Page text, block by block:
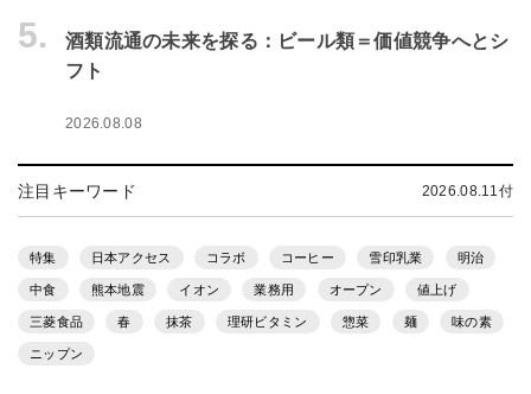
5.
酒類流通の未来を探る：ビール類＝価値競争へとシ
フト
2026.08.08
注目キーワード 2026.08.11付
特集 日本アクセス コラボ コーヒー 雪印乳業 明治
中食 熊本地震 イオン 業務用 オープン 値上げ
三菱食品 春 抹茶 理研ビタミン 惣菜 麺 味の素
ニップン